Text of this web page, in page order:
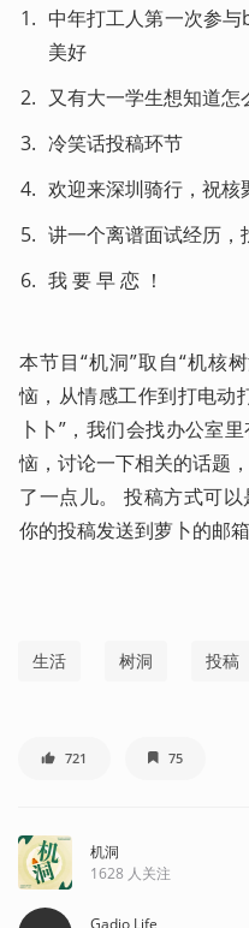
中年打工人第一次参
美好
又有大一学生想知道怎
冷笑话投稿环节
欢迎来深圳骑行，祝核
讲一个离谱面试经历，
我 要 早 恋 ！
本节目“机洞”取自“机核
恼，从情感工作到打电动
卜卜”，我们会找办公室
恼，讨论一下相关的话题
了一点儿。 投稿方式可
你的投稿发送到萝卜的
生活 树洞 投稿
721 75
机洞
1628 人关注
Gadio Life